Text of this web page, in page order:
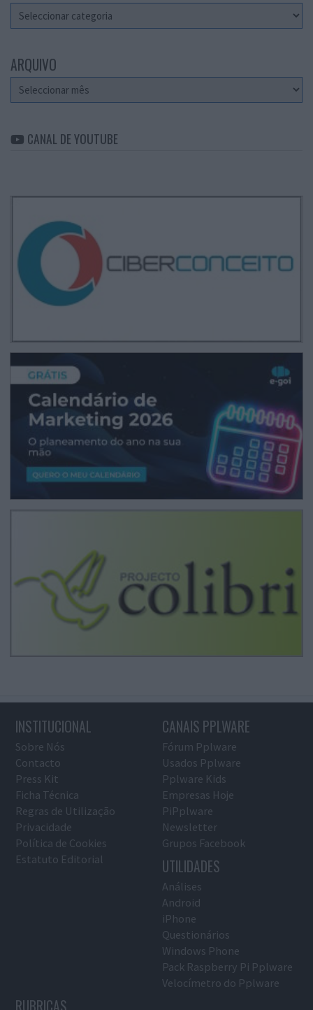
Categorias
ARQUIVO
Arquivo
CANAL DE YOUTUBE
INSTITUCIONAL
Sobre Nós
Contacto
Press Kit
Ficha Técnica
Regras de Utilização
Privacidade
Política de Cookies
Estatuto Editorial
CANAIS PPLWARE
Fórum Pplware
Usados Pplware
Pplware Kids
Empresas Hoje
PiPplware
Newsletter
Grupos Facebook
UTILIDADES
Análises
Android
iPhone
Questionários
Windows Phone
Pack Raspberry Pi Pplware
Velocímetro do Pplware